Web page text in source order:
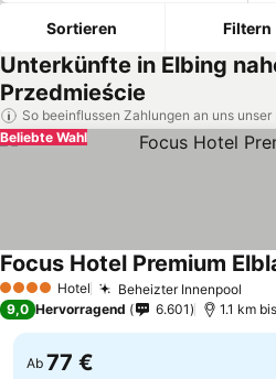
Sortieren Filtern
Unterkünfte in Elbing
Przedmieście
So beeinflussen Zahlungen an uns unser
Beliebte Wahl
4 Sterne Hotel Beheizter Innenpool
Focus Hotel Premium
9,0 Hervorragend 6.601 1.1 km
Ab 77 €